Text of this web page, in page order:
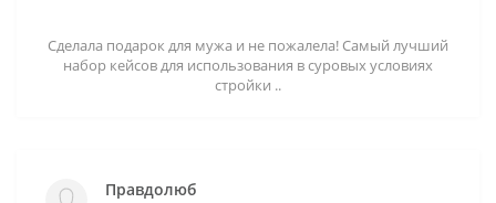
Сделала подарок для мужа и не пожалела! Самый лучший
набор кейсов для использования в суровых условиях
стройки ..
Правдолюб